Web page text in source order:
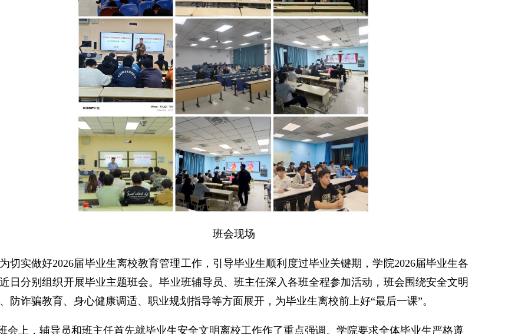
班会现场
切实做好2026届毕业生离校教育管理工作，引导毕业生顺利度过毕业关键期，学院2026届毕业生各
日分别组织开展毕业主题班会。毕业班辅导员、班主任深入各班全程参加活动，班会围绕安全文明
防诈骗教育、身心健康调适、职业规划指导等方面展开，为毕业生离校前上好“最后一课”。
会上，辅导员和班主任首先就毕业生安全文明离校工作作了重点强调。学院要求全体毕业生严格遵